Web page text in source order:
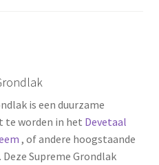
is een duurzame
te worden in het Devetaal
, of andere hoogstaande
Supreme Grondlak